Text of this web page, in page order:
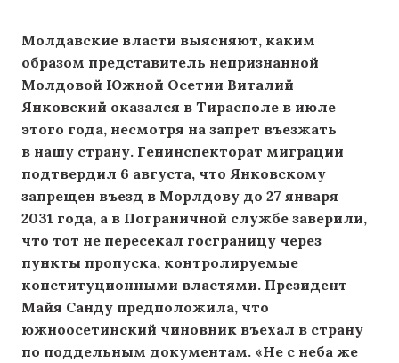
Молдавские власти выясняют, каким
образом представитель непризнанной
Молдовой Южной Осетии Виталий
Янковский оказался в Тирасполе в июле
этого года, несмотря на запрет въезжать
в нашу страну. Генинспекторат миграции
подтвердил 6 августа, что Янковскому
запрещен въезд в Морлдову до 27 января
2031 года, а в Пограничной службе заверили,
что тот не пересекал госграницу через
пункты пропуска, контролируемые
конституционными властями. Президент
Майя Санду предположила, что
южноосетинский чиновник въехал в страну
по поддельным документам. «Не с неба же